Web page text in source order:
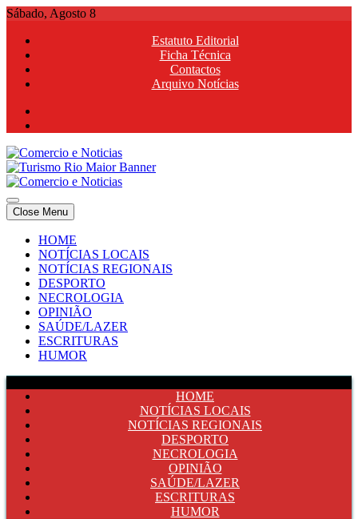
Skip
content
Sábado, Agosto 8
Estatuto Editorial
Ficha Técnica
Contactos
Arquivo Notícias
Comercio e Noticias
Notícias e Publicidade Online
Comercio e Noticias
Notícias e Publicidade Online
Close Menu
HOME
NOTÍCIAS LOCAIS
NOTÍCIAS REGIONAIS
DESPORTO
NECROLOGIA
OPINIÃO
SAÚDE/LAZER
ESCRITURAS
HUMOR
HOME
NOTÍCIAS LOCAIS
NOTÍCIAS REGIONAIS
DESPORTO
NECROLOGIA
OPINIÃO
SAÚDE/LAZER
ESCRITURAS
HUMOR